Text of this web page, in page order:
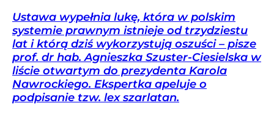
Ustawa wypełnia lukę, która w polskim
systemie prawnym istnieje od trzydziestu
lat i którą dziś wykorzystują oszuści – pisze
prof. dr hab. Agnieszka Szuster-Ciesielska w
liście otwartym do prezydenta Karola
Nawrockiego. Ekspertka apeluje o
podpisanie tzw. lex szarlatan.